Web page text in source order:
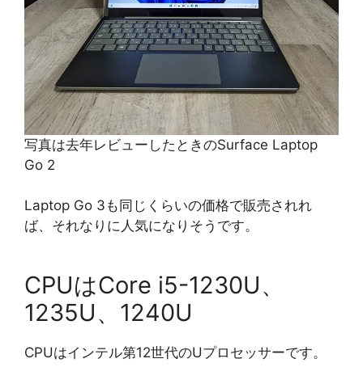
写真は去年レビューしたときのSurface Laptop
Go 2
Laptop Go 3も同じくらいの価格で販売されれ
ば、それなりに人気になりそうです。
CPUはCore i5-1230U、
1235U、1240U
CPUはインテル第12世代のUプロセッサーです。